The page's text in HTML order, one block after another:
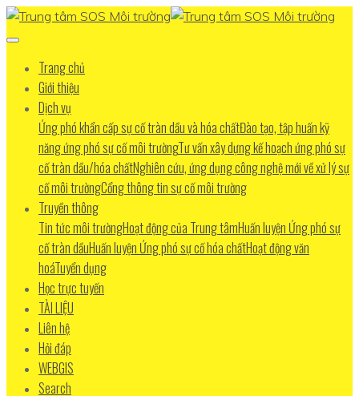
Trang chủ
Giới thiệu
Dịch vụ
Ứng phó khẩn cấp sự cố tràn dầu và hóa chấtĐào tạo, tập huấn kỹ
năng ứng phó sự cố môi trườngTư vấn xây dựng kế hoạch ứng phó sự
cố tràn dầu/hóa chấtNghiên cứu, ứng dụng công nghệ mới về xử lý sự
cố môi trườngCổng thông tin sự cố môi trường
Truyền thông
Tin tức môi trườngHoạt động của Trung tâmHuấn luyện Ứng phó sự
cố tràn dầuHuấn luyện Ứng phó sự cố hóa chấtHoạt động văn
hoáTuyển dụng
Học trực tuyến
TÀI LIỆU
Liên hệ
Hỏi đáp
WEBGIS
Search